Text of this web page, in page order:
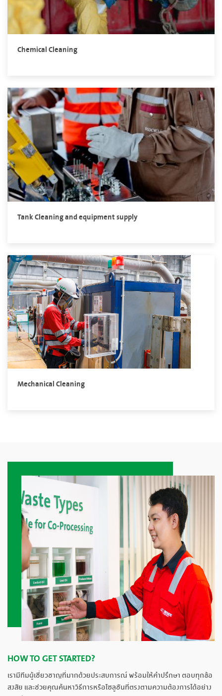
Chemical Cleaning
Tank Cleaning and equipment supply
Mechanical Cleaning
HOW TO GET STARTED?
เรามีทีมผู้เชี่ยวชาญที่มากด้วยประสบการณ์ พร้อมให้คำปรึกษา ตอบทุกข้อ
สงสัย และช่วยคุณค้นหาวิธีการหรือโซลูชันที่ตรงตามความต้องการได้อย่าง